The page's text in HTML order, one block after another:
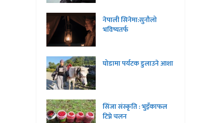
नेपाली सिनेमा:सुनौलो
भविष्यतर्फ
घोडामा पर्यटक डुलाउने आशा
सिंजा संस्कृति : भुइँकाफल
टिप्ने चलन